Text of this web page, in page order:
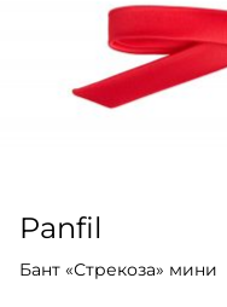
Panfil
Бант «Стрекоза» мини